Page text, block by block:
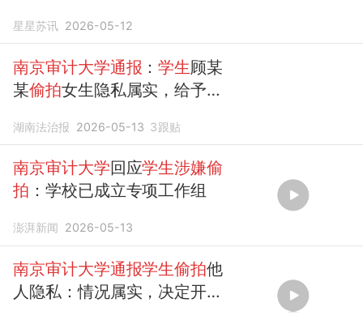
星星苏讯 2026-05-12
南京审计大学通报 ：学生顾某
某偷拍女生隐私属实，给予开
湖南法治报 2026-05-13 3跟贴
南京审计大学回应学生涉嫌偷
拍 ：学校已成立专项工作组
澎湃新闻 2026-05-13
南京审计大学通报学生偷拍他
人隐私：情况属实，决定开除